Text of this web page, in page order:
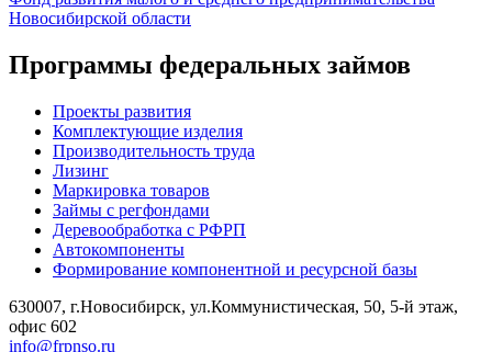
Новосибирской области
Программы федеральных займов
Проекты развития
Комплектующие изделия
Производительность труда
Лизинг
Маркировка товаров
Займы с регфондами
Деревообработка с РФРП
Автокомпоненты
Формирование компонентной и ресурсной базы
630007, г.Новосибирск, ул.Коммунистическая, 50, 5-й этаж,
офис 602
info@frpnso.ru